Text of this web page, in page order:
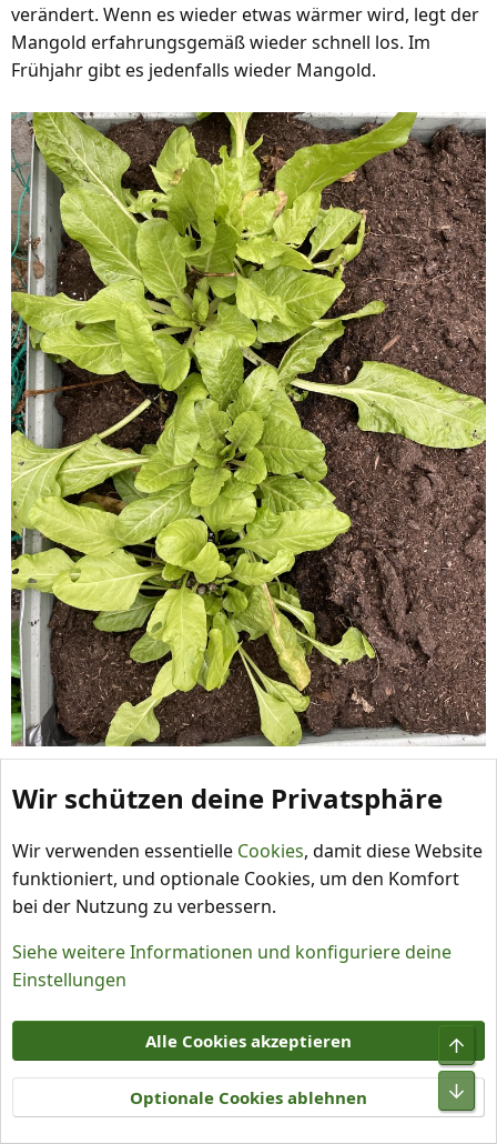
n
:
verändert. Wenn es wieder etwas wärmer wird, legt der
Mangold erfahrungsgemäß wieder schnell los. Im
Frühjahr gibt es jedenfalls wieder Mangold.
R
a
t
i
o
n
e
Capsicum, moppeliwan und Gelöschtes Mitglied
mph
Chili-Pepper.de Chilihead Administrator Moderator
Der Mangold sieht nun schöner aus als vor ein paar
Wir schützen deine Privatsphäre
Wir verwenden essentielle Cookies, damit diese Website
funktioniert, und optionale Cookies, um den Komfort
bei der Nutzung zu verbessern.
Siehe weitere Informationen und konfiguriere deine
Einstellungen
Alle Cookies akzeptieren
Optionale Cookies ablehnen